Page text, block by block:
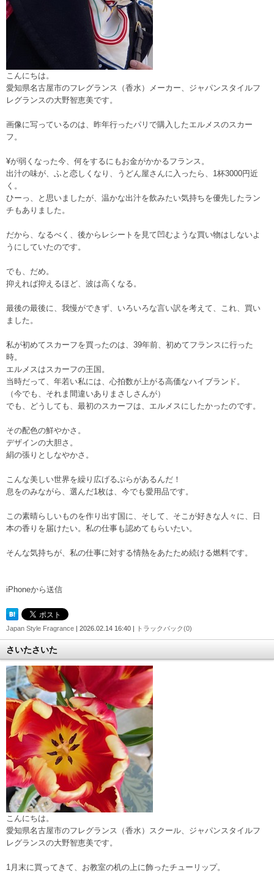
こんにちは。
愛知県名古屋市のフレグランス（香水）メーカー、ジャパンスタイルフ
レグランスの大野智恵美です。
画像に写っているのは、昨年行ったパリで購入したエルメスのスカー
フ。
¥が弱くなった今、何をするにもお金がかかるフランス。
出汁の味が、ふと恋しくなり、うどん屋さんに入ったら、1杯3000円近
く。
ひーっ、と思いましたが、温かな出汁を飲みたい気持ちを優先したラン
チもありました。
だから、なるべく、後からレシートを見て凹むような買い物はしないよ
うにしていたのです。
でも、だめ。
抑えれば抑えるほど、波は高くなる。
最後の最後に、我慢ができず、いろいろな言い訳を考えて、これ、買い
ました。
私が初めてスカーフを買ったのは、39年前、初めてフランスに行った
時。
エルメスはスカーフの王国。
当時だって、年若い私には、心拍数が上がる高価なハイブランド。
（今でも、それま間違いありまさしさんが）
でも、どうしても、最初のスカーフは、エルメスにしたかったのです。
その配色の鮮やかさ。
デザインの大胆さ。
絹の張りとしなやかさ。
こんな美しい世界を繰り広げるぶらがあるんだ！
息をのみながら、選んだ1枚は、今でも愛用品です。
この素晴らしいものを作り出す国に、そして、そこが好きな人々に、日
本の香りを届けたい。私の仕事も認めてもらいたい。
そんな気持ちが、私の仕事に対する情熱をあたため続ける燃料です。
iPhoneから送信
Japan Style Fragrance | 2026.02.14 16:40 | トラックバック(0)
さいたさいた
こんにちは。
愛知県名古屋市のフレグランス（香水）スクール、ジャパンスタイルフ
レグランスの大野智恵美です。
1月末に買ってきて、お教室の机の上に飾ったチューリップ。